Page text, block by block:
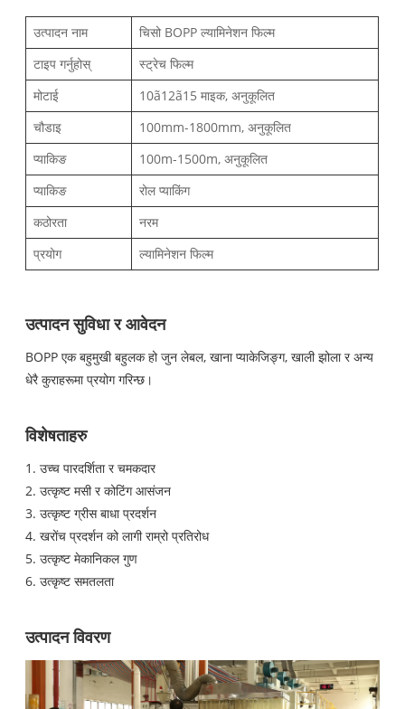
उत्पादन नाम
चिसो BOPP ल्यामिनेशन फिल्म
टाइप गर्नुहोस्
स्ट्रेच फिल्म
मोटाई
10ã12ã15 माइक, अनुकूलित
चौडाइ
100mm-1800mm, अनुकूलित
प्याकिङ
100m-1500m, अनुकूलित
प्याकिङ
रोल प्याकिंग
कठोरता
नरम
प्रयोग
ल्यामिनेशन फिल्म
उत्पादन सुविधा र आवेदन
BOPP एक बहुमुखी बहुलक हो जुन लेबल, खाना प्याकेजिङ्ग, खाली झोला र अन्य
धेरै कुराहरूमा प्रयोग गरिन्छ।
विशेषताहरु
1. उच्च पारदर्शिता र चमकदार
2. उत्कृष्ट मसी र कोटिंग आसंजन
3. उत्कृष्ट ग्रीस बाधा प्रदर्शन
4. खरोंच प्रदर्शन को लागी राम्रो प्रतिरोध
5. उत्कृष्ट मेकानिकल गुण
6. उत्कृष्ट समतलता
उत्पादन विवरण